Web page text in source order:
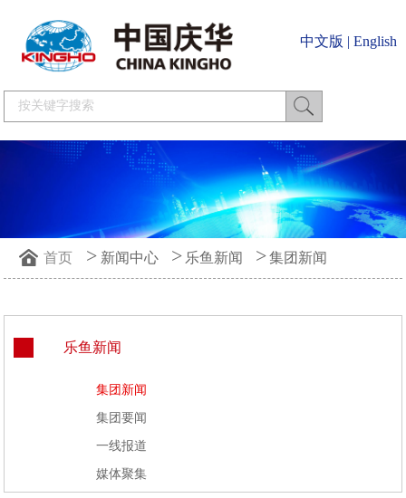
中文版 | English
首页 > 新闻中心 > 乐鱼新闻 > 集团新闻
乐鱼新闻
集团新闻
集团要闻
一线报道
媒体聚集